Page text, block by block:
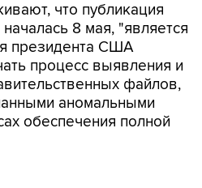
что публикация
8 мая, "является
президента США
процесс выявления и
файлов,
аномальными
обеспечения полной